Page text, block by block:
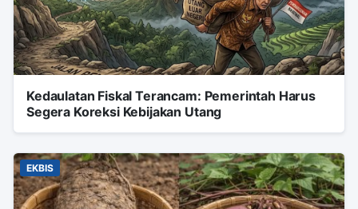
Kedaulatan Fiskal Terancam: Pemerintah Harus
Segera Koreksi Kebijakan Utang
EKBIS